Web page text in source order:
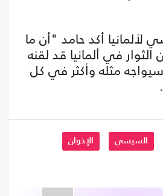
لألمانيا أكد حامد "أن ما
في ألمانيا قد لقنه
مثله وأكثر في كل
السيسي الإخوان